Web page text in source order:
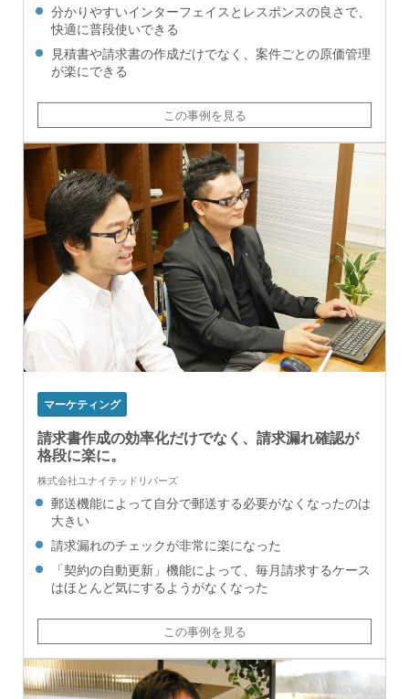
分かりやすいインターフェイスとレスポンスの良さで、
快適に普段使いできる
見積書や請求書の作成だけでなく、案件ごとの原価管理
が楽にできる
この事例を見る
マーケティング
請求書作成の効率化だけでなく、請求漏れ確認が
格段に楽に。
株式会社ユナイテッドリバーズ
郵送機能によって自分で郵送する必要がなくなったのは
大きい
請求漏れのチェックが非常に楽になった
「契約の自動更新」機能によって、毎月請求するケース
はほとんど気にするようがなくなった
この事例を見る